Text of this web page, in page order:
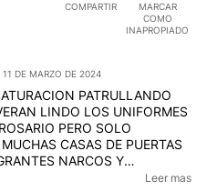
COMPARTIR
MARCAR
COMO
INAPROPIADO
11 DE MARZO DE 2024
PATRULLANDO
LINDO LOS UNIFORMES
PERO SOLO
CASAS DE PUERTAS
NARCOS Y
Leer mas